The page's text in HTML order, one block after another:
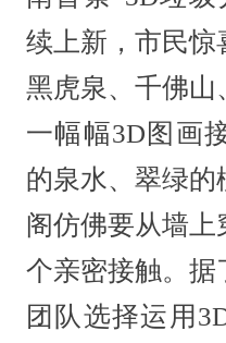
续上新，市民惊
黑虎泉、千佛山
一幅幅3D图画
的泉水、翠绿的
阁仿佛要从墙上
个亲密接触。据
团队选择运用